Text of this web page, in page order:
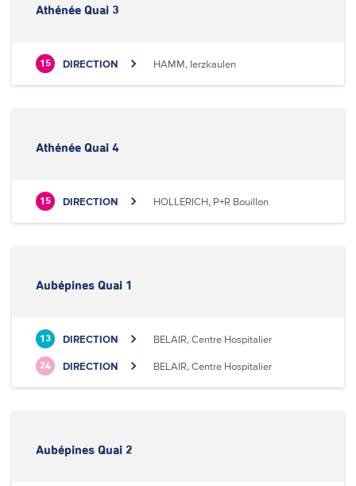
Athénée Quai 3
15 DIRECTION HAMM, Ierzkaulen
Athénée Quai 4
15 DIRECTION HOLLERICH, P+R Bouillon
Aubépines Quai 1
13 DIRECTION BELAIR, Centre Hospitalier
24 DIRECTION BELAIR, Centre Hospitalier
Aubépines Quai 2